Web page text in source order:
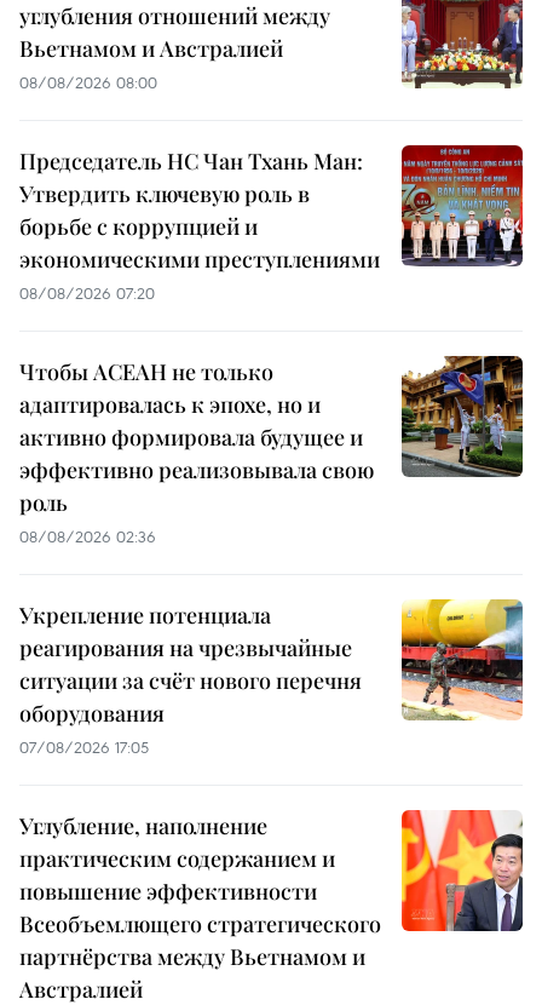
углубления отношений между
Вьетнамом и Австралией
08/08/2026 08:00
Председатель НС Чан Тхань Ман:
Утвердить ключевую роль в
борьбе с коррупцией и
экономическими преступлениями
08/08/2026 07:20
Чтобы АСЕАН не только
адаптировалась к эпохе, но и
активно формировала будущее и
эффективно реализовывала свою
роль
08/08/2026 02:36
Укрепление потенциала
реагирования на чрезвычайные
ситуации за счёт нового перечня
оборудования
07/08/2026 17:05
Углубление, наполнение
практическим содержанием и
повышение эффективности
Всеобъемлющего стратегического
партнёрства между Вьетнамом и
Австралией